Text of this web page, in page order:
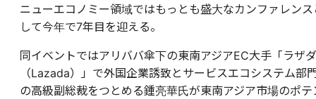
ニューエコノミー領域ではもっとも盛大なカンファレンス
して今年で7年目を迎える。
同イベントではアリババ傘下の東南アジアEC大手「ラザダ
（Lazada）」で外国企業誘致とサービスエコシステム部
の高級副総裁をつとめる鍾亮華氏が東南アジア市場のポテ